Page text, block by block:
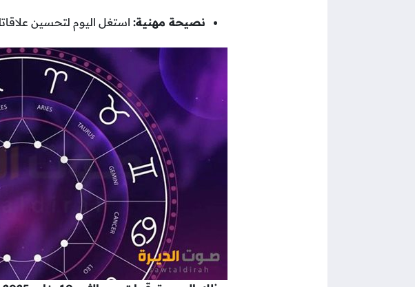
نصيحة مهنية: استغل اليوم لتحسين